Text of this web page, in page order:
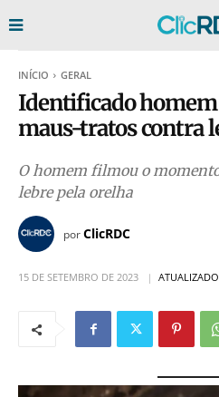
INÍCIO GERAL
Identificado
maus-tratos contra
O homem filmou o
lebre pela orelha
porClicRDC
15 DE SETEMBRO DE 2023